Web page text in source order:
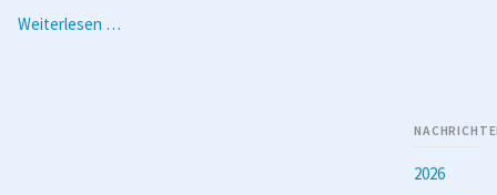
Weiterlesen …
2026